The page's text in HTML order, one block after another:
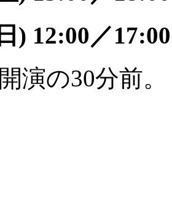
) 12:00／17:00
演の30分前。